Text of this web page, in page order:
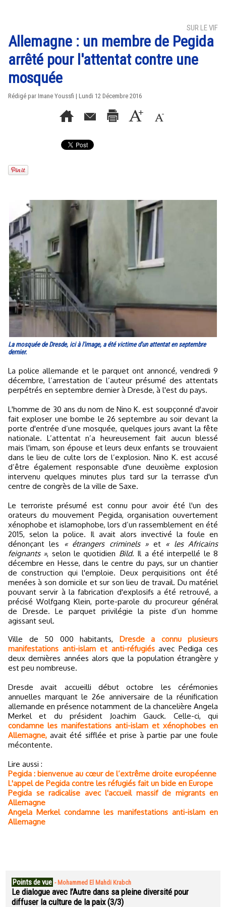
SUR LE VIF
Allemagne : un membre de Pegida
arrêté pour l'attentat contre une
mosquée
Rédigé par Imane Youssfi | Lundi 12 Décembre 2016
La mosquée de Dresde, ici à l'image, a été victime d'un attentat en septembre
dernier.
La police allemande et le parquet ont annoncé, vendredi 9
décembre, l’arrestation de l’auteur présumé des attentats
perpétrés en septembre dernier à Dresde, à l'est du pays.
L'homme de 30 ans du nom de Nino K. est soupçonné d'avoir
fait exploser une bombe le 26 septembre au soir devant la
porte d'entrée d’une mosquée, quelques jours avant la fête
nationale. L’attentat n’a heureusement fait aucun blessé
mais l'imam, son épouse et leurs deux enfants se trouvaient
dans le lieu de culte lors de l’explosion. Nino K. est accusé
d’être également responsable d'une deuxième explosion
intervenu quelques minutes plus tard sur la terrasse d'un
centre de congrès de la ville de Saxe.
Le terroriste présumé est connu pour avoir été l'un des
orateurs du mouvement Pegida, organisation ouvertement
xénophobe et islamophobe, lors d’un rassemblement en été
2015, selon la police. Il avait alors invectivé la foule en
dénonçant les
« étrangers criminels »et « les Africains
feignants », selon le quotidien Bild. Il a été interpellé le 8
décembre en Hesse, dans le centre du pays, sur un chantier
de construction qui l'emploie. Deux perquisitions ont été
menées à son domicile et sur son lieu de travail. Du matériel
pouvant servir à la fabrication d'explosifs a été retrouvé, a
précisé Wolfgang Klein, porte-parole du procureur général
de Dresde. Le parquet privilégie la piste d’un homme
agissant seul.
Ville de 50 000 habitants, Dresde a connu plusieurs
manifestations anti-islam et anti-réfugiésavec Pediga ces
deux dernières années alors que la population étrangère y
est peu nombreuse.
Dresde avait accueilli début octobre les cérémonies
annuelles marquant le 26e anniversaire de la réunification
allemande en présence notamment de la chancelière Angela
Merkel et du président Joachim Gauck. Celle-ci, qui
condamne les manifestations anti-islam et xénophobes en
Allemagne, avait été sifflée et prise à partie par une foule
mécontente.
Lire aussi :
Pegida : bienvenue au cœur de l’extrême droite européenne
L'appel de Pegida contre les réfugiés fait un bide en Europe
Pegida se radicalise avec l'accueil massif de migrants en
Allemagne
Angela Merkel condamne les manifestations anti-islam en
Allemagne
Points de vue - Mohammed El Mahdi Krabch
Le dialogue avec l’Autre dans sa pleine diversité pour
diffuser la culture de la paix (3/3)